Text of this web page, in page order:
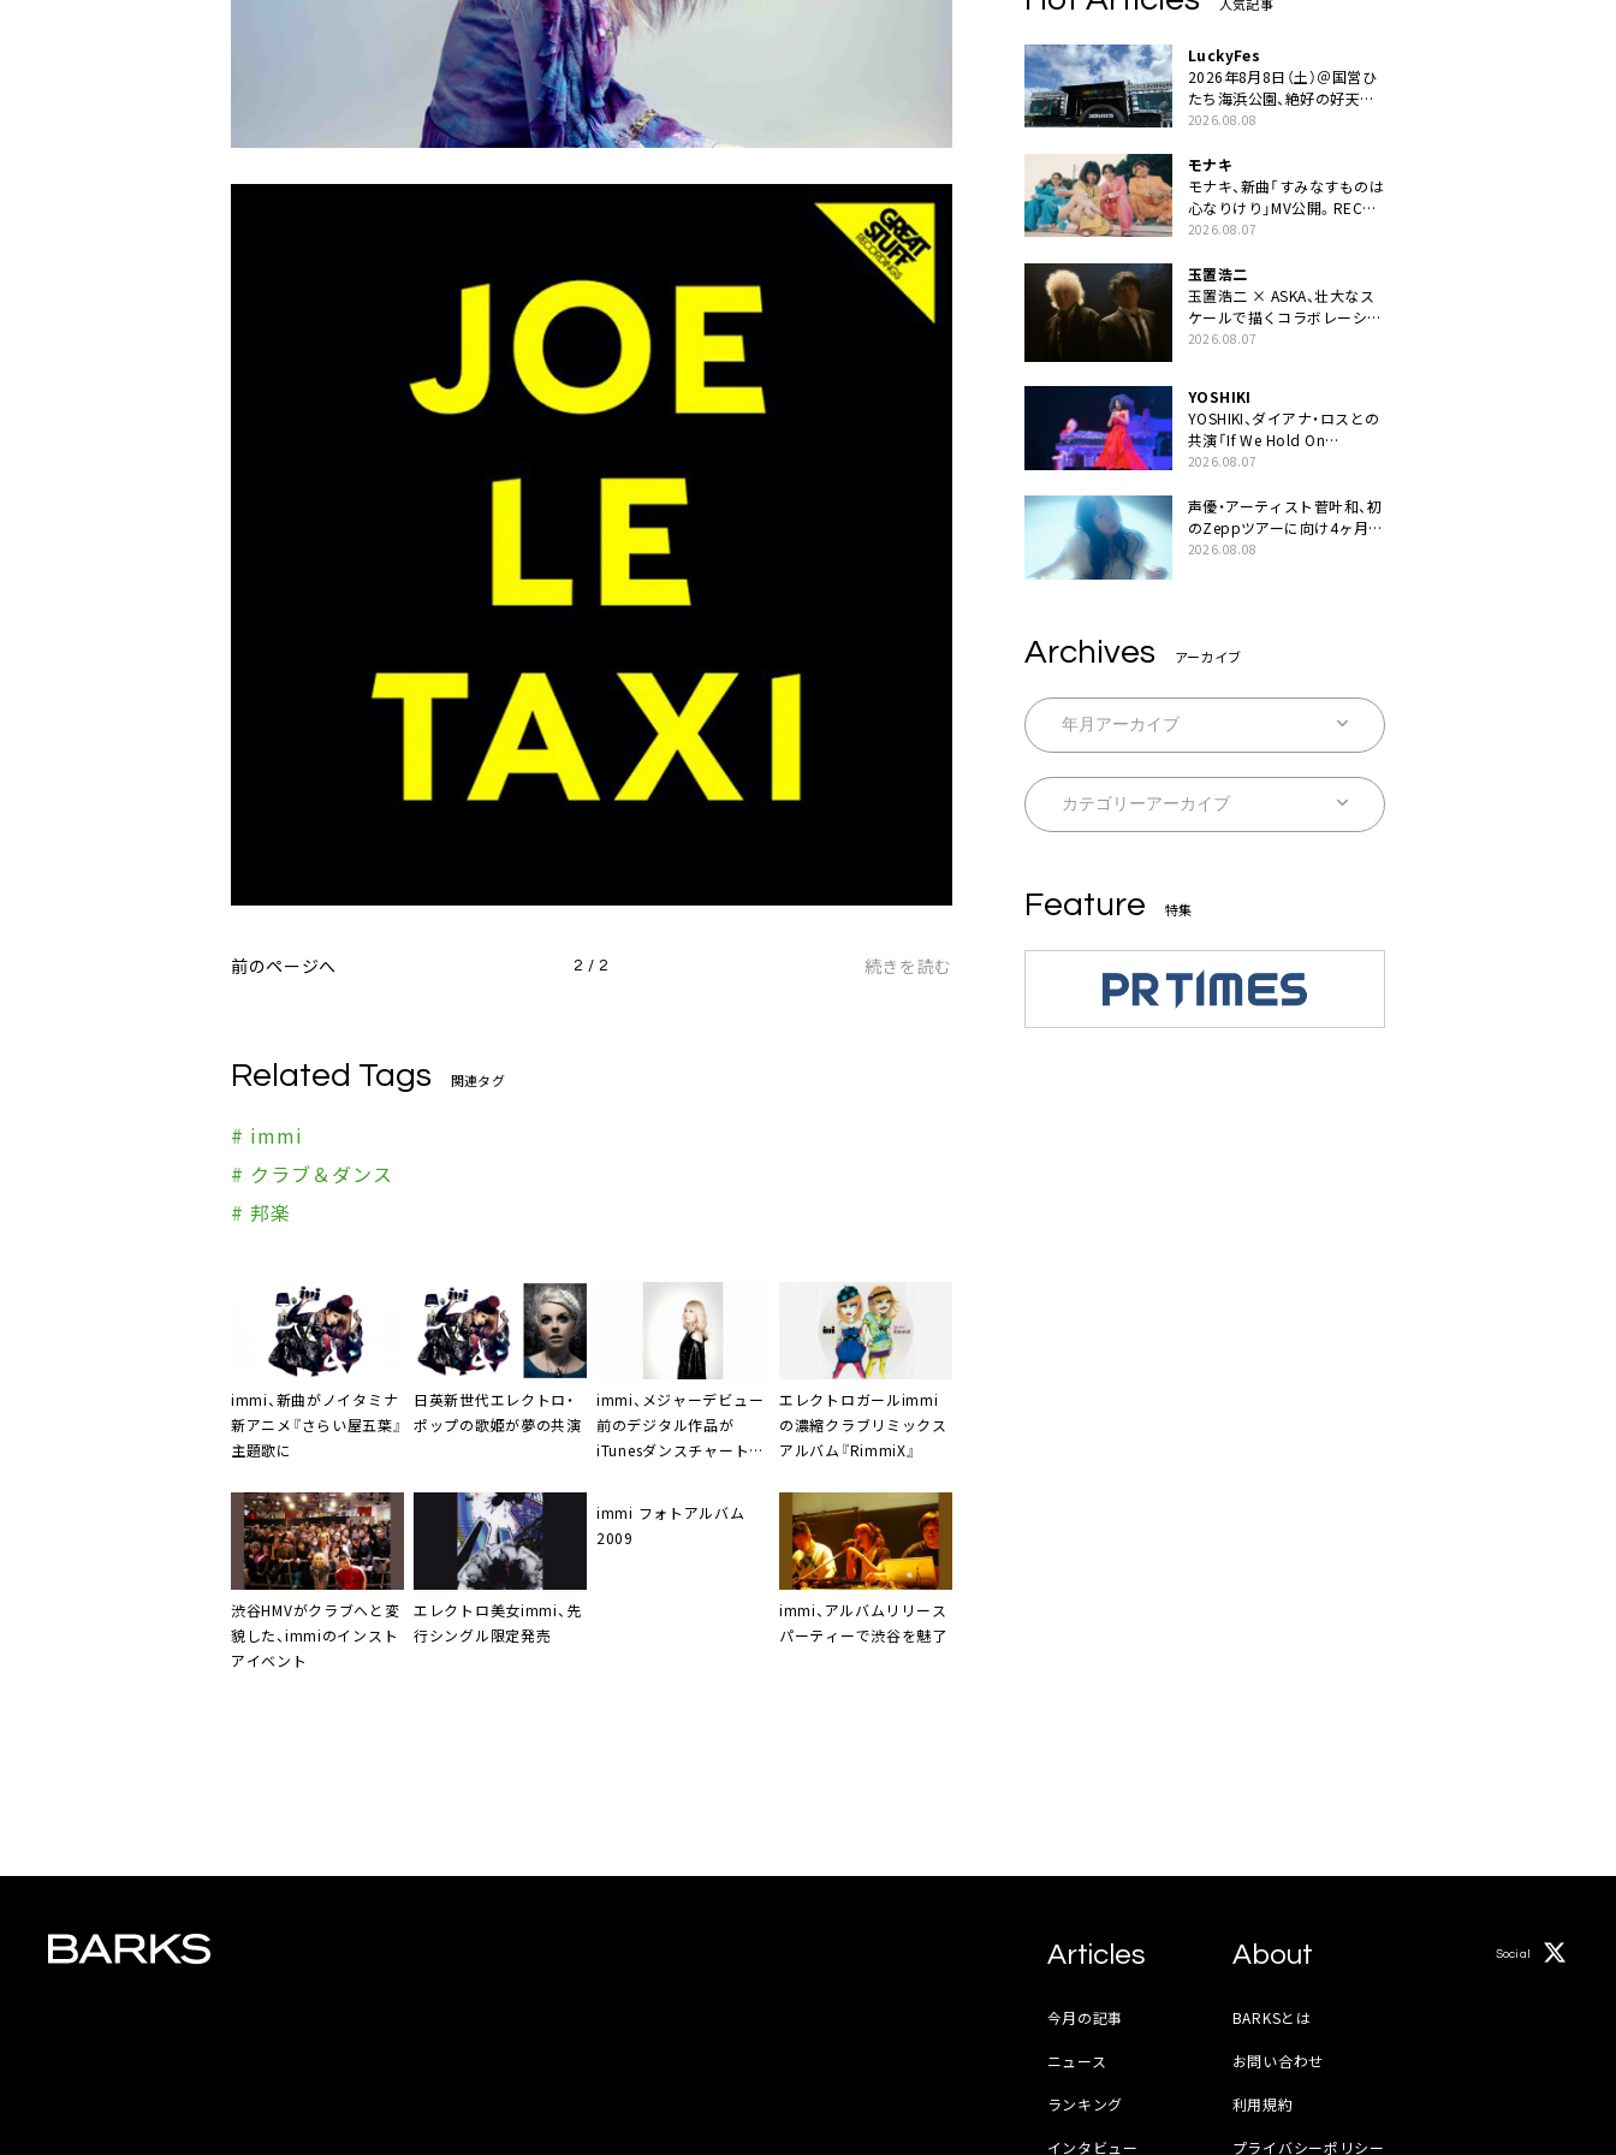
前のページへ 2 / 2 続きを読む
Related Tags 関連タグ
# immi
# クラブ＆ダンス
# 邦楽
immi、新曲がノイタミナ
新アニメ『さらい屋五葉』
主題歌に
日英新世代エレクトロ・
ポップの歌姫が夢の共演
immi、メジャーデビュー
前のデジタル作品が
iTunesダンスチャート2
エレクトロガールimmi
の濃縮クラブリミックス
アルバム『RimmiX』
渋谷HMVがクラブへと変
貌した、 immiのインスト
アイベント
エレクトロ美女immi、先
行シングル限定発売
immi フォトアルバム
2009
immi、アルバムリリース
パーティーで渋谷を魅了
LuckyFes
2026年8月8日（土）＠国営ひ
たち海浜公園、絶好の好天の
中＜LuckyFes’26＞開幕
2026.08.08
モナキ
モナキ、新曲「すみなすものは
心なりけり」MV公開。RECの
ギターにEvery Little Thing・
2026.08.07
玉置浩二
玉置浩二 × ASKA、壮大なス
ケールで描くコラボレーショ
ン曲「音銀河」リリース決定。
2026.08.07
YOSHIKI
YOSHIKI、ダイアナ・ロスとの
共演「If We Hold On
Together」ライブ映像公開
2026.08.07
声優・アーティスト菅叶和、初
のZeppツアーに向け4ヶ月連
続配信
2026.08.08
Archives アーカイブ
Feature 特集
Articles
今月の記事
ニュース
ランキング
インタビュー
About
BARKSとは
お問い合わせ
利用規約
プライバシーポリシー
Social